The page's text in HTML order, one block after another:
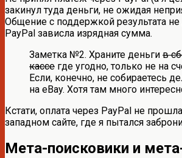
закинул туда деньги, не ожидая
Общение с поддержкой результата
PayPal зависла изрядная сумма.
Заметка №2. Храните деньги в
кассе где угодно, только не на
Если, конечно, не собираетесь
на eBay. Хотя там много
Кстати, оплата через PayPal не
западном сайте, где я пытался
Мета-поисковики и